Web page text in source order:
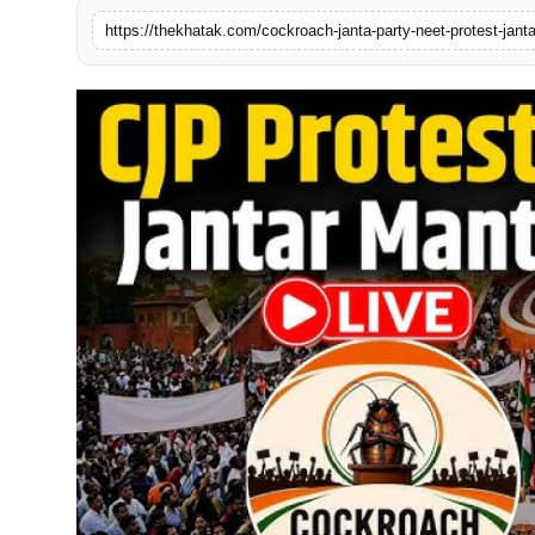
लाइफस्टाइल
https://thekhatak.com/cockroach-janta-party-neet-protest-